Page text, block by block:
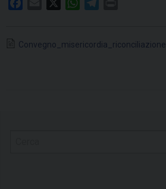
e
i
W
t
e
n
Convegno_misericordia_riconciliazione